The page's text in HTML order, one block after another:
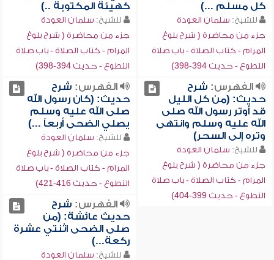
كل مسلم ...)
للشيخ: سلمان العودة
جزء من محاضرة ( شرح بلوغ
المرام - كتاب الصلاة - باب صلاة
التطوع - حديث 394-398)
كهيئة المكتوبة ..)
للشيخ: سلمان العودة
جزء من محاضرة ( شرح بلوغ
المرام - كتاب الصلاة - باب صلاة
التطوع - حديث 394-398)
الفهرس: شرح
حديث: (من كل الليل
قد أوتر رسول الله صلى
الله عليه وسلم وانتهى
وتره إلى السحر)
للشيخ: سلمان العودة
جزء من محاضرة ( شرح بلوغ
المرام - كتاب الصلاة - باب صلاة
التطوع - حديث 399-404)
الفهرس: شرح
حديث: (كان رسول الله
صلى الله عليه وسلم
يصلي الضحى أربعاً ...)
للشيخ: سلمان العودة
جزء من محاضرة ( شرح بلوغ
المرام - كتاب الصلاة - باب صلاة
التطوع - حديث 416-421)
الفهرس: شرح
حديث عائشة: (من
صلى الضحى اثنتي عشرة
ركعة...)
للشيخ: سلمان العودة